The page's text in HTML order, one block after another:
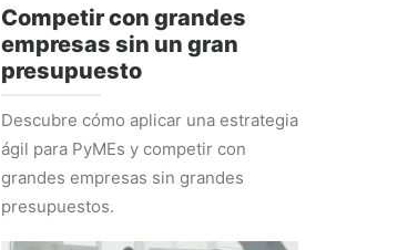
Competir con grandes
empresas sin un gran
presupuesto
Descubre cómo aplicar una estrategia
ágil para PyMEs y competir con
grandes empresas sin grandes
presupuestos.